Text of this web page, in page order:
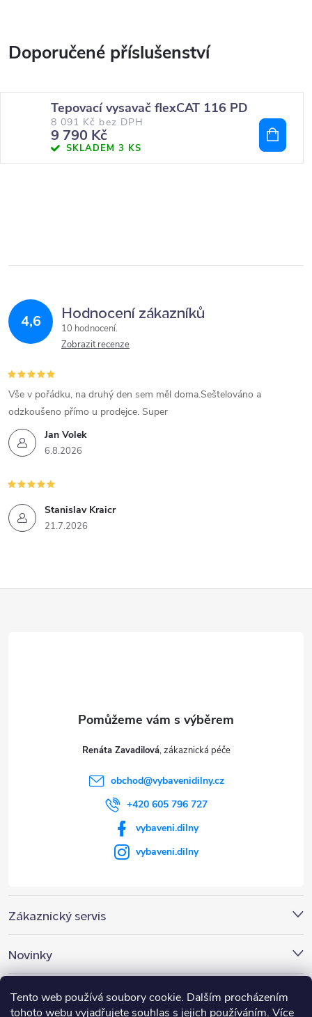
Tento web používá soubory cookie. Dalším procházením
tohoto webu vyjadřujete souhlas s jejich používáním. Více
Tepovací vysavač flexCAT 116 PD
8 091 Kč bez DPH
9 790 Kč
SKLADEM 3 KS
4,6 Hodnocení zákazníků
10 hodnocení
Zobrazit recenze
Jan Volek
6.8.2026
Vše v pořádku, na druhý den sem měl doma.Seštelováno a
odzkoušeno přímo u prodejce. Super
Stanislav Kraicr
21.7.2026
Zákaznický servis
Novinky
Nákupní košík
Renáta Zavadilová
obchod@vybavenidilny.cz
+420 605 796 727
vybaveni.dilny
vybaveni.dilny